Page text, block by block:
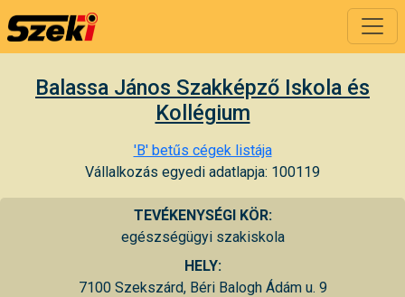
Balassa János Szakképző Iskola és
Kollégium
'B' betűs cégek listája
Vállalkozás egyedi adatlapja: 100119
TEVÉKENYSÉGI KÖR:
egészségügyi szakiskola
HELY:
7100 Szekszárd, Béri Balogh Ádám u. 9